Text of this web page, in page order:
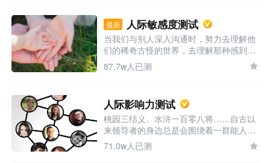
交流，它还包括物质和感情层面的沟通。
当今社会的发展产生了许多新兴的职业，
但不论哪种职业都离不开与他人的沟通交
流。社交能力是可以通过有意识地训练提
高的，提前对自己的社交能力有所了解，
将会帮助你更好地发展自己的学业和工
最新 人际敏感度测试
当我们与别人深入沟通时，努力去理解他
们的稀奇古怪的世界，去理解那种感到生
活过于悲惨而无法忍受的态度，去理解那
种认为自己卑微无用的想法，每一种理解
（人本主义学派） 理解他人的需求和情绪
在人际交往中扮演着重要角色。你在这方
面的能力如何呢？测评验证！
87.7w人已测
人际影响力测试
桃园三结义、水浒一百零八将……自古以
来领导者的身边总是会围绕着一群能人异
士，他们或充当先锋，或充当幕僚，为大
业奉献出自己的时间和精力。而他们愿意
71.0w人已测